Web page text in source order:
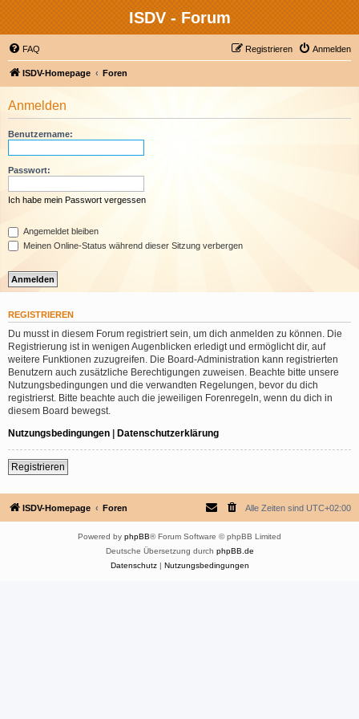
ISDV - Forum
FAQ Anmelden
Registrieren
ISDV-Homepage Foren
Anmelden
Benutzername:
Passwort:
Ich habe mein Passwort vergessen
Angemeldet bleiben
Meinen Online-Status während dieser Sitzung verbergen
REGISTRIEREN
Du musst in diesem Forum registriert sein, um dich anmelden zu können. Die
Registrierung ist in wenigen Augenblicken erledigt und ermöglicht dir, auf
weitere Funktionen zuzugreifen. Die Board-Administration kann registrierten
Benutzern auch zusätzliche Berechtigungen zuweisen. Beachte bitte unsere
Nutzungsbedingungen und die verwandten Regelungen, bevor du dich
registrierst. Bitte beachte auch die jeweiligen Forenregeln, wenn du dich in
diesem Board bewegst.
Nutzungsbedingungen | Datenschutzerklärung
Registrieren
ISDV-Homepage Foren Alle Zeiten sind UTC+02:00
Powered by phpBB® Forum Software © phpBB Limited
Deutsche Übersetzung durch phpBB.de
Datenschutz| Nutzungsbedingungen